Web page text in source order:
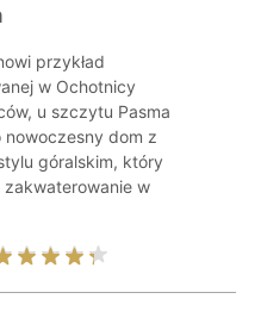
przykład
w Ochotnicy
u szczytu Pasma
dom z
góralskim, który
w